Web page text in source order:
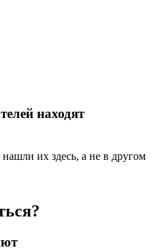
находят
нашли их здесь, а не в другом